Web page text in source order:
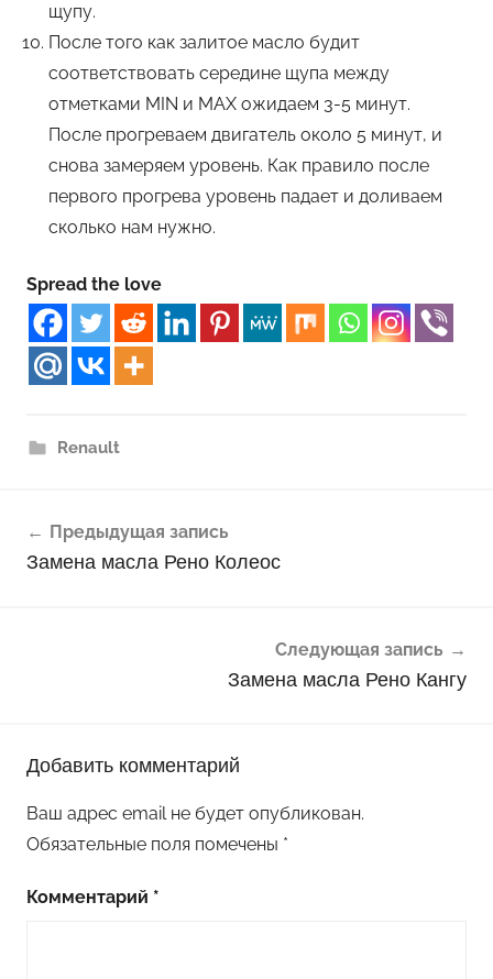
щупу.
После того как залитое масло будит
соответствовать середине щупа между
отметками MIN и MAX ожидаем 3-5 минут.
После прогреваем двигатель около 5 минут, и
снова замеряем уровень. Как правило после
первого прогрева уровень падает и доливаем
сколько нам нужно.
Spread the love
Renault
по
Предыдущая запись
Замена масла Рено Колеос
Следующая запись
Замена масла Рено Кангу
Добавить комментарий
Ваш адрес email не будет опубликован.
Обязательные поля помечены *
Комментарий *